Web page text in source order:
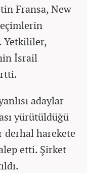
Fransa, New
Yetkililer,
İsrail
adaylar
yürütüldüğü
derhal harekete
etti. Şirket